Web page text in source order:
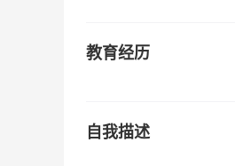
教育经历
自我描述